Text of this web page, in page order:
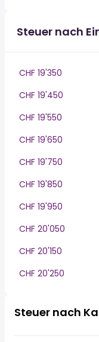
Steuer nach
CHF 19'350
CHF 19'450
CHF 19'550
CHF 19'650
CHF 19'750
CHF 19'850
CHF 19'950
CHF 20'050
CHF 20'150
CHF 20'250
Steuer nach